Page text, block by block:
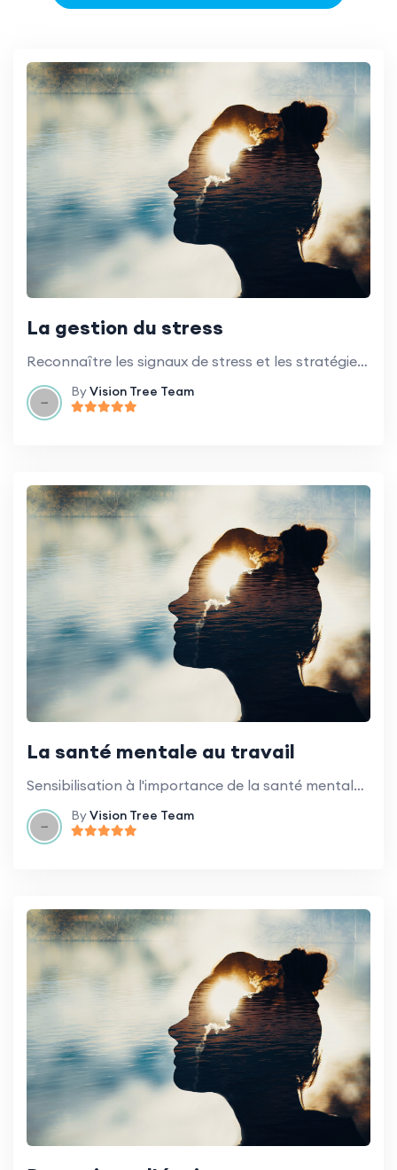
La gestion du stress
Reconnaître les signaux de stress et les stratégies de gestion du stress en milieu de travail.
ByVision Tree Team
La santé mentale au travail
Sensibilisation à l'importance de la santé mentale et comment prendre soin de soi dans un environnement de travail exigeant.
ByVision Tree Team